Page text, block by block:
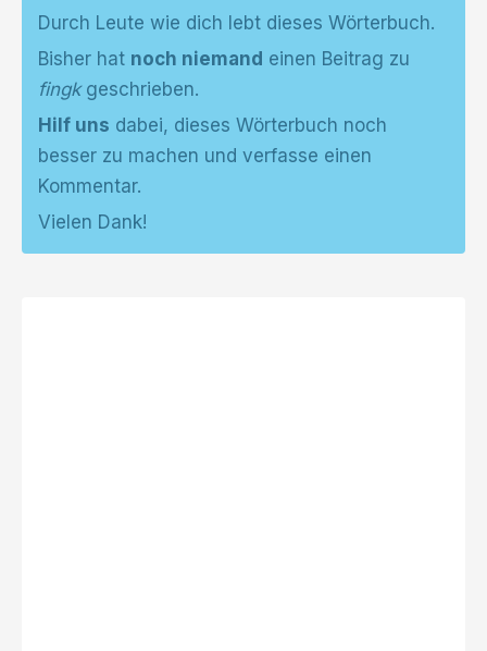
Durch Leute wie dich lebt dieses Wörterbuch.
Bisher hat noch niemand einen Beitrag zu
fingkgeschrieben.
Hilf uns dabei, dieses Wörterbuch noch
besser zu machen und verfasse einen
Kommentar.
Vielen Dank!